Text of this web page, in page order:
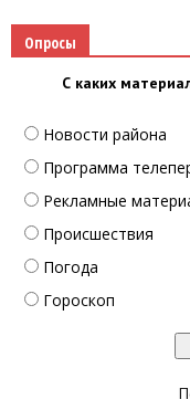
Опросы
С каких
Новости района
Программа
Рекламные
Происшествия
Погода
Гороскоп